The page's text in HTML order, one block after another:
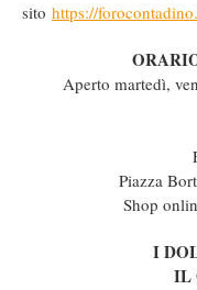
sito https://
Aperto martedì,
Piazza
Shop
I
IL